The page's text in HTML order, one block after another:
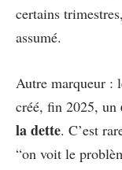
certains
assumé.
Autre marqueur :
créé, fin 2025, un
la dette. C’est
“on voit le